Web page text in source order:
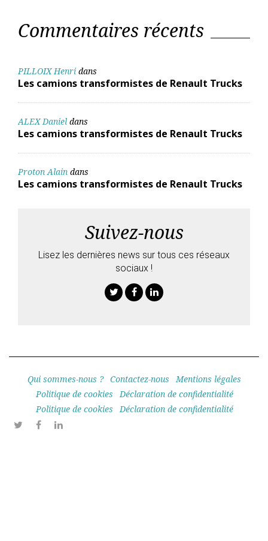
Commentaires récents
PILLOIX Henri dans
Les camions transformistes de Renault Trucks
ALEX Daniel dans
Les camions transformistes de Renault Trucks
Proton Alain dans
Les camions transformistes de Renault Trucks
Suivez-nous
Lisez les dernières news sur tous ces réseaux
sociaux !
Qui sommes-nous ? Contactez-nous
Mentions légales
Politique de cookies
Déclaration de confidentialité
Politique de cookies
Déclaration de confidentialité